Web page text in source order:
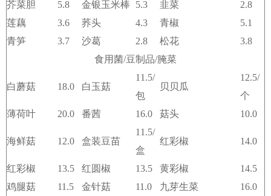
芥菜胆
5.8 金银玉米棒 5.3 韭菜
2.8
莲藕
3.6 荞头 4.3 青椒
5.1
青笋
3.7 沙葛 2.8 松花
3.8
食用菌/豆制品/腌菜
白蘑菇 18.0 白玉菇
11.5/
包
贝贝瓜
12.5/
个
薄荷叶
20.0 番茜 16.0 菇头 10.0
海鲜菇 12.0 盒装豆苗
11.5/
盒
红彩椒 14.0
红彩椒 13.5 红圆椒 13.5 黄彩椒
14.5
鸡腿菇
11.5 金针菇 11.0 九芽生菜 16.0